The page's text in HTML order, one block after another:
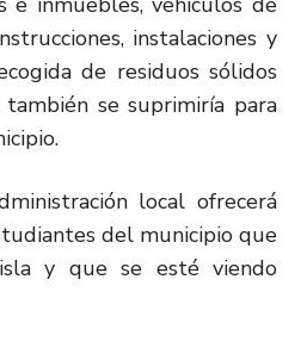
instalaciones y
de residuos sólidos
se suprimiría para
local ofrecerá
del municipio que
y que se esté viendo